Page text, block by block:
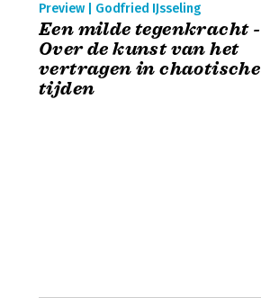
Preview | Godfried IJsseling
Een milde tegenkracht -
Over de kunst van het
vertragen in chaotische
tijden